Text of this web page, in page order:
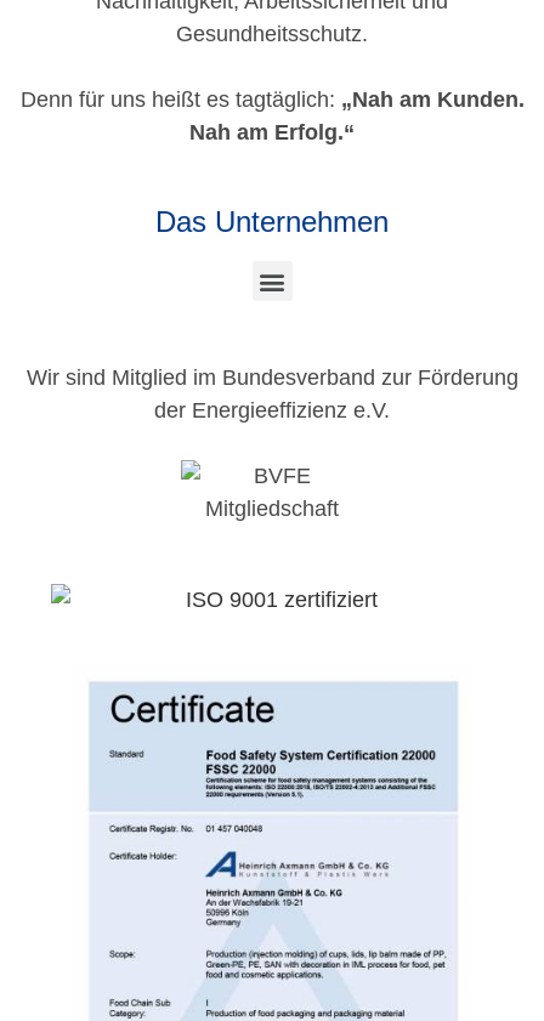
Gesundheitsschutz.
Denn für uns heißt es tagtäglich: „Nah am Kunden.
Nah am Erfolg.“
Das Unternehmen
Wir sind Mitglied im Bundesverband zur Förderung
der Energieeffizienz e.V.